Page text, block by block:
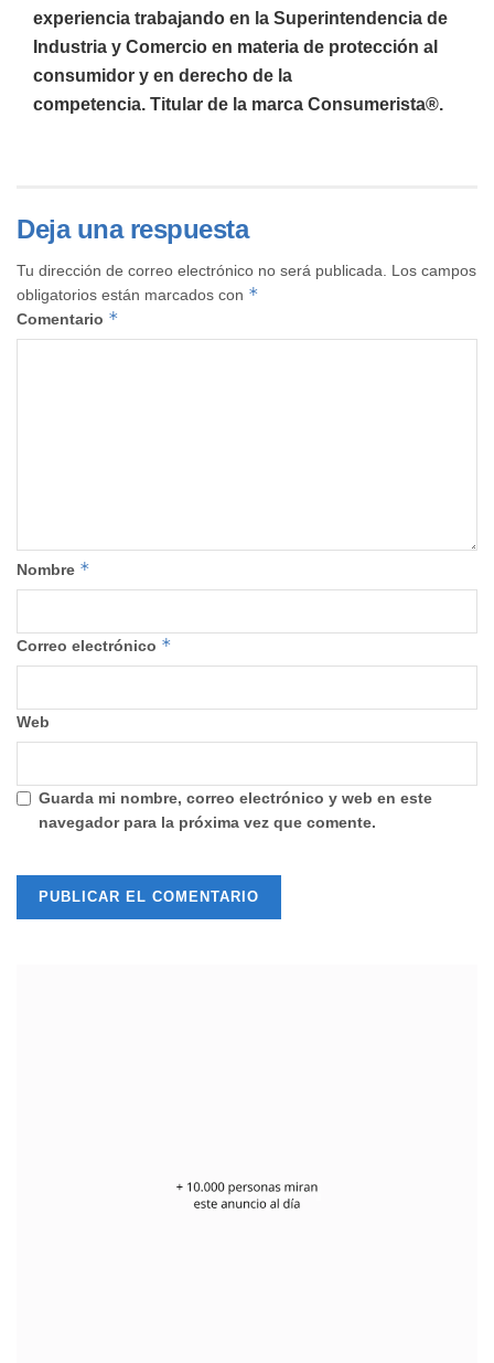
experiencia trabajando en la Superintendencia de
Industria y Comercio en materia de protección al
consumidor y en derecho de la
competencia. Titular de la marca Consumerista®.
Deja una respuesta
Tu dirección de correo electrónico no será publicada.
Los campos
obligatorios están marcados con *
Comentario *
Nombre *
Correo electrónico *
Web
Guarda mi nombre, correo electrónico y web en este
navegador para la próxima vez que comente.